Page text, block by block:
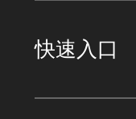
快速入口